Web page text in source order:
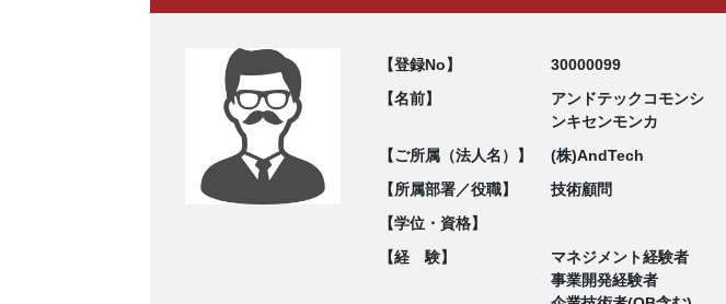
【登録No】
30000099
【名前】
アンドテックコモンシ
ンキセンモンカ
【ご所属（法人名）】
(株)AndTech
【所属部署／役職】
技術顧問
【学位・資格】
【経 験】
マネジメント経験者
事業開発経験者